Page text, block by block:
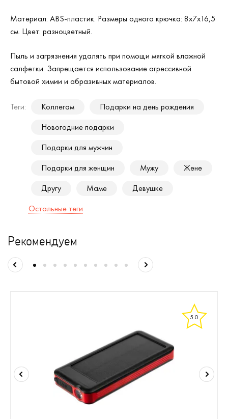
Материал: ABS-пластик. Размеры одного крючка: 8х7х16,5
см. Цвет: разноцветный.
Пыль и загрязнения удалять при помощи мягкой влажной
салфетки. Запрещается использование агрессивной
бытовой химии и абразивных материалов.
Теги: Коллегам
Подарки на день рождения
Новогодние подарки
Подарки для мужчин
Подарки для женщин
Мужу
Жене
Другу
Маме
Девушке
Остальные теги
Рекомендуем
5.0